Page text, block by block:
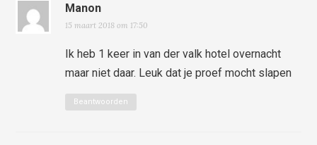
Manon
15 maart 2018 om 17:50
Ik heb 1 keer in van der valk hotel overnacht
maar niet daar. Leuk dat je proef mocht slapen
Beantwoorden